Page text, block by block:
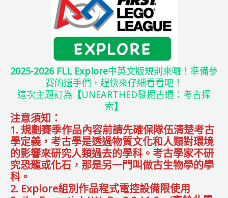
注
2025-2026 FLL Explore中英文版規則來囉！準備參
賽的選手們，趕快來仔細看看吧！
這次主題訂為 【UNEARTHED發掘古遺：考古探
索】
注意須知：
1. 規劃賽季作品內容前請先確保隊伍清楚考古
學定義，考古學是透過物質文化和人類對環境
的影響來研究人類過去的學科。考古學家不研
究恐龍或化石，那是另一門叫做古生物學的學
科。
2. Explore組別作品程式電控設備限使用